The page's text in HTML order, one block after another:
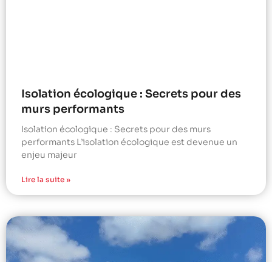
Isolation écologique : Secrets pour des
murs performants
Isolation écologique : Secrets pour des murs
performants L’isolation écologique est devenue un
enjeu majeur
Lire la suite »